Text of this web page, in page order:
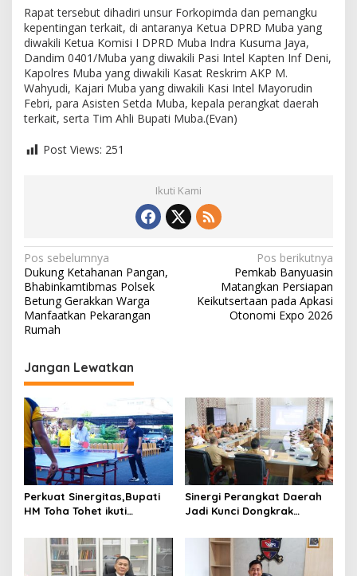
Rapat tersebut dihadiri unsur Forkopimda dan pemangku
kepentingan terkait, di antaranya Ketua DPRD Muba yang
diwakili Ketua Komisi I DPRD Muba Indra Kusuma Jaya,
Dandim 0401/Muba yang diwakili Pasi Intel Kapten Inf Deni,
Kapolres Muba yang diwakili Kasat Reskrim AKP M.
Wahyudi, Kajari Muba yang diwakili Kasi Intel Mayorudin
Febri, para Asisten Setda Muba, kepala perangkat daerah
terkait, serta Tim Ahli Bupati Muba.(Evan)
Post Views: 251
Ikuti Kami
N
a
v
i
g
s
i
p
o
s
Pos sebelumnya
Dukung Ketahanan Pangan,
Bhabinkamtibmas Polsek
Betung Gerakkan Warga
Manfaatkan Pekarangan
Rumah
Pos berikutnya
Pemkab Banyuasin
Matangkan Persiapan
Keikutsertaan pada Apkasi
Otonomi Expo 2026
Jangan Lewatkan
Perkuat Sinergitas,Bupati
HM Toha Tohet ikuti
Forkopimda di Mapolres
Muba
Sinergi Perangkat Daerah
Jadi Kunci Dongkrak